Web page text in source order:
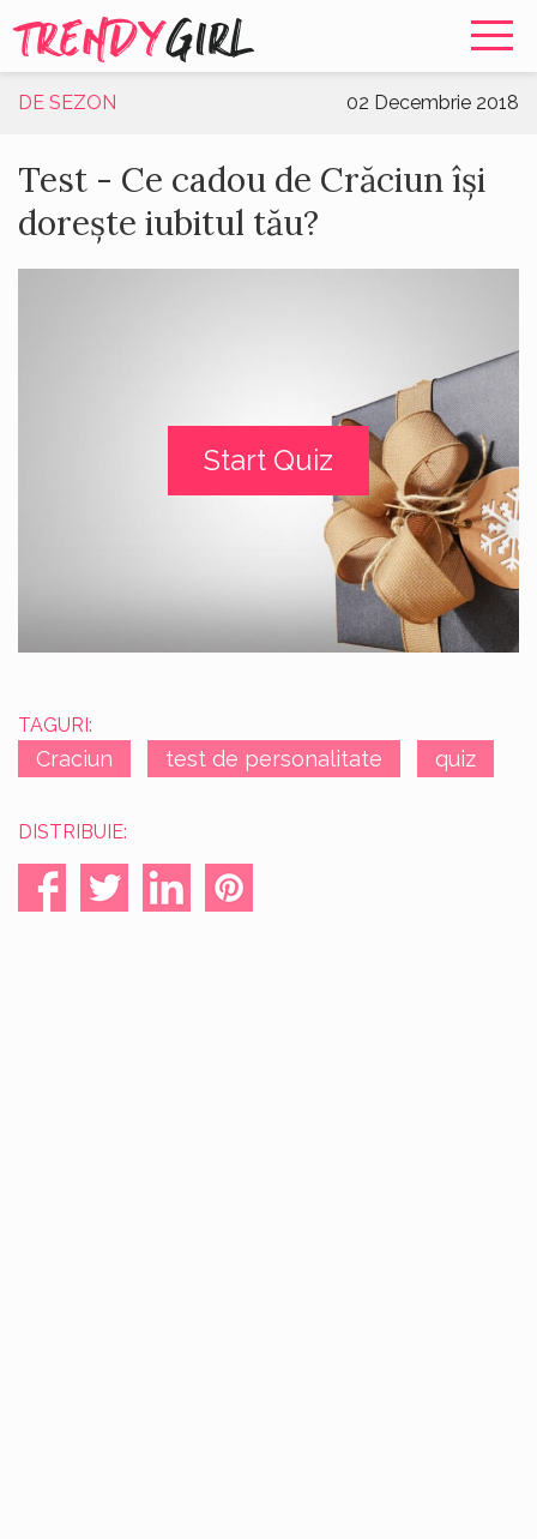
TRENDYGIRL
DE SEZON 02 Decembrie 2018
Test - Ce cadou de Crăciun își
dorește iubitul tău?
Start Quiz
TAGURI:
Craciun test de personalitate quiz
DISTRIBUIE: